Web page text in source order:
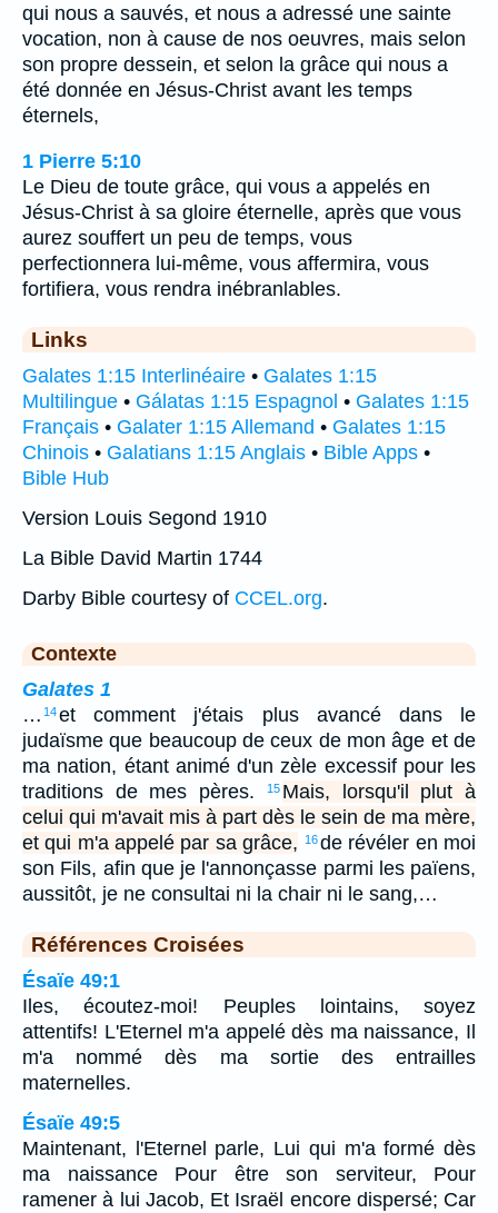
qui nous a sauvés, et nous a adressé une sainte
vocation, non à cause de nos oeuvres, mais selon
son propre dessein, et selon la grâce qui nous a
été donnée en Jésus-Christ avant les temps
éternels,
1 Pierre 5:10
Le Dieu de toute grâce, qui vous a appelés en
Jésus-Christ à sa gloire éternelle, après que vous
aurez souffert un peu de temps, vous
perfectionnera lui-même, vous affermira, vous
fortifiera, vous rendra inébranlables.
Links
Galates 1:15 Interlinéaire • Galates 1:15
Multilingue • Gálatas 1:15 Espagnol • Galates 1:15
Français • Galater 1:15 Allemand • Galates 1:15
Chinois • Galatians 1:15 Anglais • Bible Apps •
Bible Hub
Version Louis Segond 1910
La Bible David Martin 1744
Darby Bible courtesy of CCEL.org.
Contexte
Galates 1
… 14et comment j'étais plus avancé dans le
judaïsme que beaucoup de ceux de mon âge et de
ma nation, étant animé d'un zèle excessif pour les
traditions de mes pères.
15 Mais, lorsqu'il plut à
celui qui m'avait mis à part dès le sein de ma mère,
et qui m'a appelé par sa grâce,
16de révéler en moi
son Fils, afin que je l'annonçasse parmi les païens,
aussitôt, je ne consultai ni la chair ni le sang,…
Références Croisées
Ésaïe 49:1
Iles, écoutez-moi! Peuples lointains, soyez
attentifs! L'Eternel m'a appelé dès ma naissance, Il
m'a nommé dès ma sortie des entrailles
maternelles.
Ésaïe 49:5
Maintenant, l'Eternel parle, Lui qui m'a formé dès
ma naissance Pour être son serviteur, Pour
ramener à lui Jacob, Et Israël encore dispersé; Car